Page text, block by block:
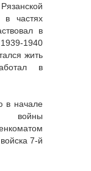
частях
в
1940
жить
в
в начале
войны
7-й